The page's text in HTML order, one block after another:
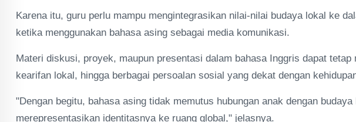
Karena itu, guru perlu mampu mengintegrasikan nilai-nilai budaya lokal ke
ketika menggunakan bahasa asing sebagai media komunikasi.
Materi diskusi, proyek, maupun presentasi dalam bahasa Inggris dapat
kearifan lokal, hingga berbagai persoalan sosial yang dekat dengan
"Dengan begitu, bahasa asing tidak memutus hubungan anak dengan
merepresentasikan identitasnya ke ruang global," jelasnya.